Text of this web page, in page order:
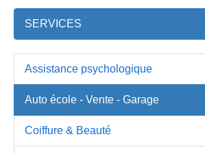
SERVICES
Assistance psychologique
Auto école - Vente - Garage
Coiffure & Beauté